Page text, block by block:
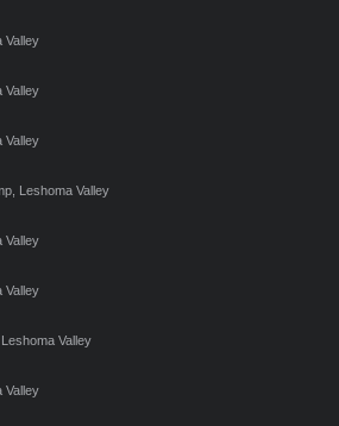
Valley
Valley
Valley
Leshoma Valley
Valley
Valley
Valley
Valley